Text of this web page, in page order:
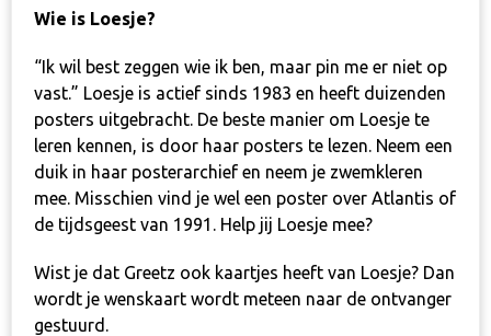
Wie is Loesje?
“Ik wil best zeggen wie ik ben, maar pin me er niet op
vast.” Loesje is actief sinds 1983 en heeft duizenden
posters uitgebracht. De beste manier om Loesje te
leren kennen, is door haar posters te lezen. Neem een
duik in haar posterarchief en neem je zwemkleren
mee. Misschien vind je wel een poster over Atlantis of
de tijdsgeest van 1991. Help jij Loesje mee?
Wist je dat Greetz ook kaartjes heeft van Loesje? Dan
wordt je wenskaart wordt meteen naar de ontvanger
gestuurd.